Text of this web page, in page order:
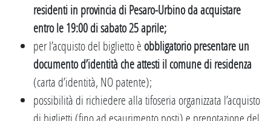
residenti in provincia di Pesaro-Urbino da acquistare
entro le 19:00 di sabato 25 aprile;
per l’acquisto del biglietto è obbligatorio presentare un
documento d’identità che attesti il comune di residenza
(carta d’identità, NO patente);
possibilità di richiedere alla tifoseria organizzata l’acquisto
di biglietti (fino ad esaurimento posti) e prenotazione del